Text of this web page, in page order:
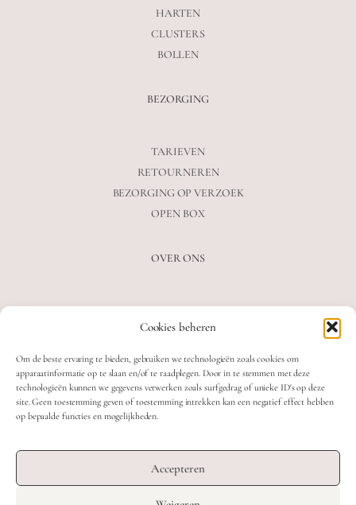
Cookies beheren
Om de beste ervaring te bieden, gebruiken we technologieën zoals cookies om
apparaatinformatie op te slaan en/of te raadplegen. Door in te stemmen met deze
technologieën kunnen we gegevens verwerken zoals surfgedrag of unieke ID's op deze
site. Geen toestemming geven of toestemming intrekken kan een negatief effect hebben
op bepaalde functies en mogelijkheden.
Accepteren
HARTEN
CLUSTERS
BOLLEN
BEZORGING
TARIEVEN
RETOURNEREN
BEZORGING OP VERZOEK
OPEN BOX
OVER ONS
VEELGESTELDE VRAGEN
OVER ONS
CONTACT